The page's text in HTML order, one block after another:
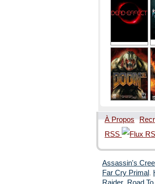
À Propos
RSS
Assassin's
Far Cry Primal ,